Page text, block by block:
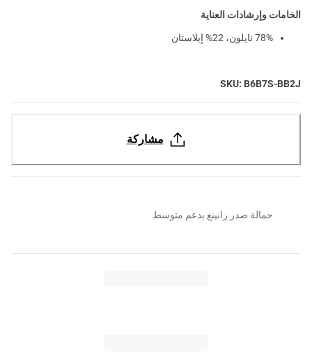
الخامات وإرشادات العناية
78% نايلون، 22% إيلاستان
SKU: B6B7S-BB2J
مشاركة
حمالة صدر رانينغ بدعم متوسط